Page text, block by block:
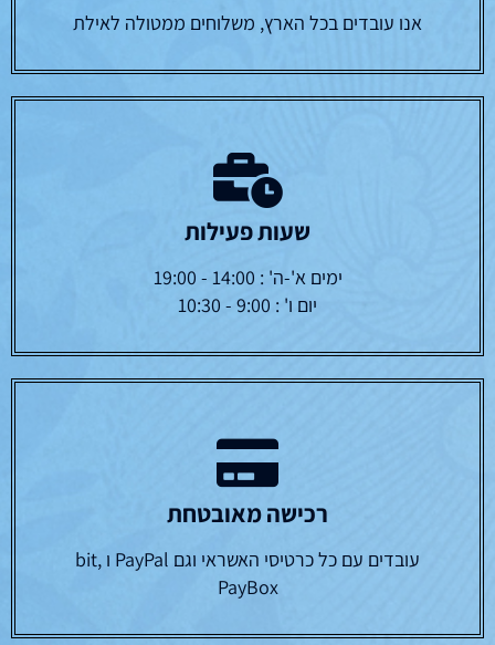
אנו עובדים בכל הארץ, משלוחים ממטולה לאילת
שעות פעילות
ימים א'-ה' : 14:00 - 19:00
יום ו' : 9:00 - 10:30
רכישה מאובטחת
עובדים עם כל כרטיסי האשראי וגם PayPal ו bit,
PayBox